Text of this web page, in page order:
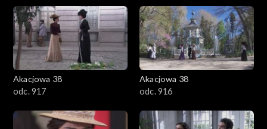
Akacjowa 38
odc. 917
Akacjowa 38
odc. 916